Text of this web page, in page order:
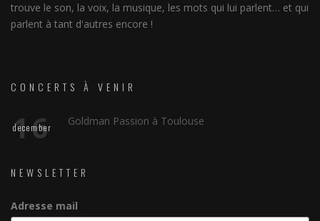
trouve le son, la voix, la musique, les mots qui lui parlent… et qui
parlent à tant d'autres encore !
CONCERTS À VENIR
16
december Goldman Passion à Toulouse
NEWSLETTER
Adresse mail